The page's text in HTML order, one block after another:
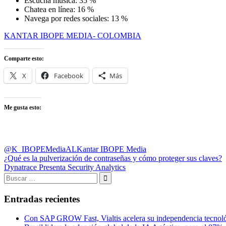
Chatea en línea: 16 %
Navega por redes sociales: 13 %
KANTAR IBOPE MEDIA- COLOMBIA
Comparte esto:
X Facebook Más
Me gusta esto:
@K_IBOPEMediaALKantar IBOPE Media
Navegación
de
entradas
Entrada
anterior:
¿Qué es la pulverización de contraseñas y cómo proteger sus claves?
Entrada
siguiente:
Dynatrace Presenta Security Analytics
Buscar:
Buscar
Entradas recientes
Con SAP GROW Fast, Vialtis acelera su independencia